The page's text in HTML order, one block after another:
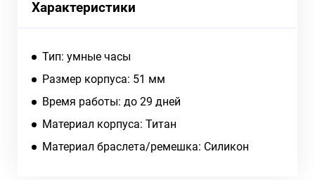
Характеристики
Тип: умные часы
Размер корпуса: 51 мм
Время работы: до 29 дней
Материал корпуса: Титан
Материал браслета/ремешка: Силикон